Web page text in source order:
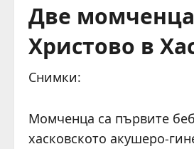
Две момченца
Христово в
Снимки:
Момченца са първите
хасковското акушеро-